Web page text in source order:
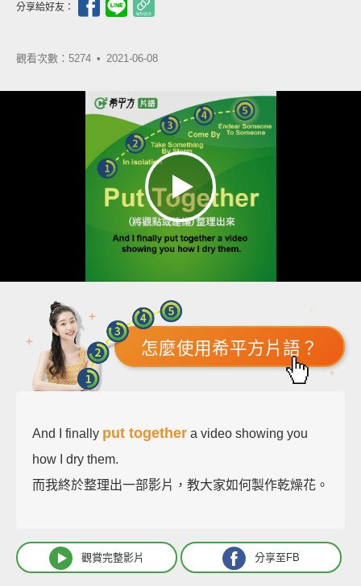
分享給好友：
觀看次數：5274 • 2021-06-08
怎麼使用希平方片語？
And I finally put together a video showing you
how I dry them.
而我終於整理出一部影片，教大家如何製作乾燥花。
觀賞完整影片 分享至FB